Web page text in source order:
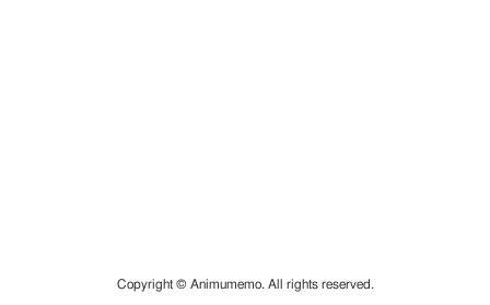
Copyright © Animumemo. All rights reserved.